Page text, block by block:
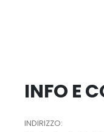
INFO E
INDIRIZZO: